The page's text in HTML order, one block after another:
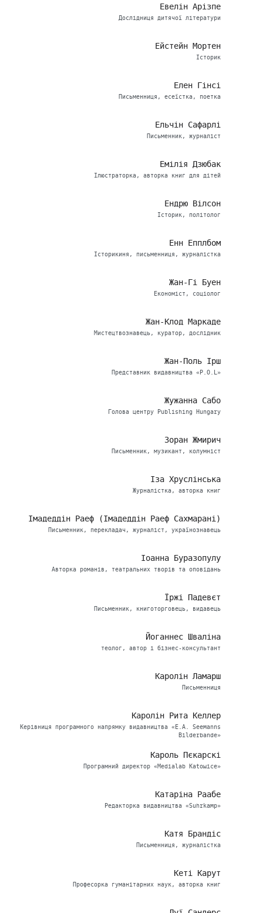
Евелін Арізпе
Дослідниця дитячої літератури
Ейстейн Мортен
Історик
Елен Гінсі
Письменниця, есеїстка, поетка
Ельчін Сафарлі
Письменник, журналіст
Емілія Дзюбак
Ілюстраторка, авторка книг для дітей
Ендрю Вілсон
Історик, політолог
Енн Епплбом
Історикиня, письменниця, журналістка
Жан-Гі Буен
Економіст, соціолог
Жан-Клод Маркаде
Мистецтвознавець, куратор, дослідник
Жан-Поль Ірш
Представник видавництва «P.O.L»
Жужанна Сабо
Голова центру Publishing Hungary
Зоран Жмирич
Письменник, музикант, колумніст
Іза Хруслінська
Журналістка, авторка книг
Імадеддін Раеф (Імадеддін Раеф Сахмарані)
Письменник, перекладач, журналіст, українознавець
Іоанна Буразопулу
Авторка романів, театральних творів та оповідань
Їржі Падевєт
Письменник, книготорговець, видавець
Йоганнес Шваліна
теолог, автор і бізнес-консультант
Каролін Ламарш
Письменниця
Каролін Рита Келлер
Керівниця програмного напрямку видавництва «E.A. Seemanns
Bilderbande»
Кароль Пєкарскі
Програмний директор «Medialab Katowice»
Катаріна Раабе
Редакторка видавництва «Suhrkamp»
Катя Брандіс
Письменниця, журналістка
Кеті Карут
Професорка гуманітарних наук, авторка книг